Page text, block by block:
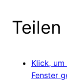
Teilen
Klick,
Fenster